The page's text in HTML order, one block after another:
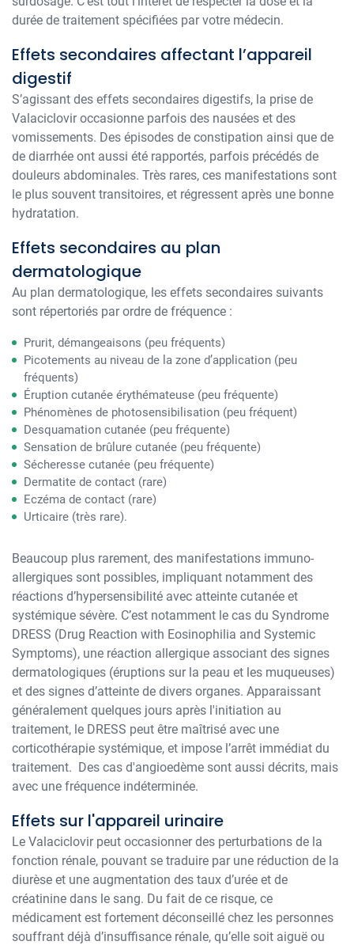
durée de traitement spécifiées par votre médecin.
Effets secondaires affectant l’appareil
digestif
S’agissant des effets secondaires digestifs, la prise de
Valaciclovir occasionne parfois des nausées et des
vomissements. Des épisodes de constipation ainsi que de
de diarrhée ont aussi été rapportés, parfois précédés de
douleurs abdominales. Très rares, ces manifestations sont
le plus souvent transitoires, et régressent après une bonne
hydratation.
Effets secondaires au plan
dermatologique
Au plan dermatologique, les effets secondaires suivants
sont répertoriés par ordre de fréquence :
Prurit, démangeaisons (peu fréquents)
Picotements au niveau de la zone d’application (peu
fréquents)
Éruption cutanée érythémateuse (peu fréquente)
Phénomènes de photosensibilisation (peu fréquent)
Desquamation cutanée (peu fréquente)
Sensation de brûlure cutanée (peu fréquente)
Sécheresse cutanée (peu fréquente)
Dermatite de contact (rare)
Eczéma de contact (rare)
Urticaire (très rare).
Beaucoup plus rarement, des manifestations immuno-
allergiques sont possibles, impliquant notamment des
réactions d’hypersensibilité avec atteinte cutanée et
systémique sévère. C’est notamment le cas du Syndrome
DRESS (Drug Reaction with Eosinophilia and Systemic
Symptoms), une réaction allergique associant des signes
dermatologiques (éruptions sur la peau et les muqueuses)
et des signes d’atteinte de divers organes. Apparaissant
généralement quelques jours après l'initiation au
traitement, le DRESS peut être maîtrisé avec une
corticothérapie systémique, et impose l’arrêt immédiat du
traitement. Des cas d'angioedème sont aussi décrits, mais
avec une fréquence indéterminée.
Effets sur l'appareil urinaire
Le Valaciclovir peut occasionner des perturbations de la
fonction rénale, pouvant se traduire par une réduction de la
diurèse et une augmentation des taux d’urée et de
créatinine dans le sang. Du fait de ce risque, ce
médicament est fortement déconseillé chez les personnes
souffrant déjà d’insuffisance rénale, qu’elle soit aiguë ou